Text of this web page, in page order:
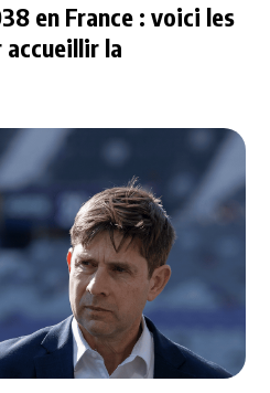
en France : voici les
la